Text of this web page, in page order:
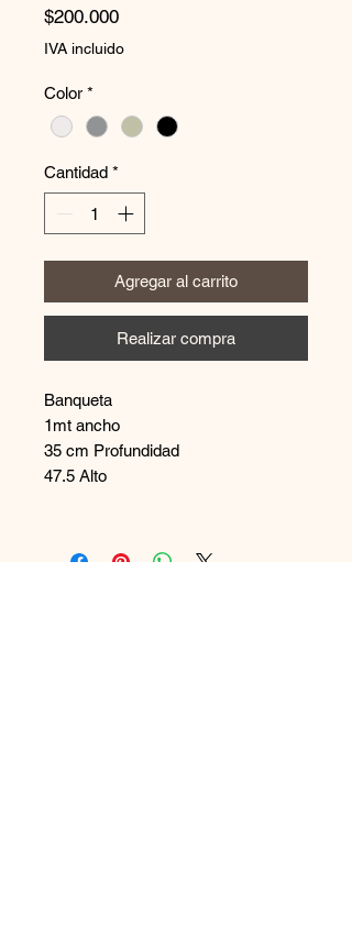
$200.000Precio
IVA incluido
Color *
Cantidad *
Agregar al carrito
Realizar compra
Banqueta
1mt ancho
35 cm Profundidad
47.5 Alto